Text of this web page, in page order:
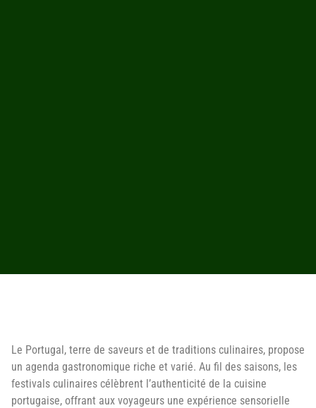
Le Portugal, terre de saveurs et de traditions culinaires, propose
un agenda gastronomique riche et varié. Au fil des saisons, les
festivals culinaires célèbrent l’authenticité de la cuisine
portugaise, offrant aux voyageurs une expérience sensorielle